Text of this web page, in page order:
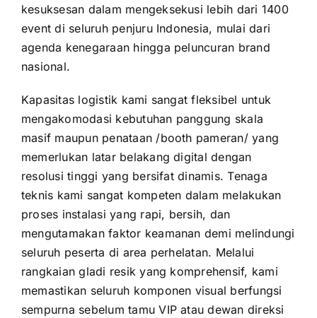
kesuksesan dalam mengeksekusi lebih dari 1400
event di seluruh penjuru Indonesia, mulai dari
agenda kenegaraan hingga peluncuran brand
nasional.
Kapasitas logistik kami sangat fleksibel untuk
mengakomodasi kebutuhan panggung skala
masif maupun penataan /booth pameran/ yang
memerlukan latar belakang digital dengan
resolusi tinggi yang bersifat dinamis. Tenaga
teknis kami sangat kompeten dalam melakukan
proses instalasi yang rapi, bersih, dan
mengutamakan faktor keamanan demi melindungi
seluruh peserta di area perhelatan. Melalui
rangkaian gladi resik yang komprehensif, kami
memastikan seluruh komponen visual berfungsi
sempurna sebelum tamu VIP atau dewan direksi